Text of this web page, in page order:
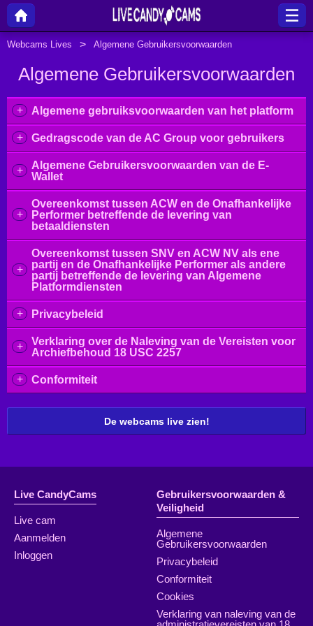
Webcams Lives Algemene Gebruikersvoorwaarden
Algemene Gebruikersvoorwaarden
+ Algemene gebruiksvoorwaarden van het platform
+ Gedragscode van de AC Group voor gebruikers
+
Algemene Gebruikersvoorwaarden van de E-
Wallet
+
Overeenkomst tussen ACW en de Onafhankelijke
Performer betreffende de levering van
betaaldiensten
+
Overeenkomst tussen SNV en ACW NV als ene
partij en de Onafhankelijke Performer als andere
partij betreffende de levering van Algemene
Platformdiensten
+ Privacybeleid
+
Verklaring over de Naleving van de Vereisten voor
Archiefbehoud 18 USC 2257
+ Conformiteit
De webcams live zien!
Live CandyCams
Live cam
Aanmelden
Inloggen
Gebruikersvoorwaarden &
Veiligheid
Algemene
Gebruikersvoorwaarden
Privacybeleid
Conformiteit
Cookies
Verklaring van naleving van de